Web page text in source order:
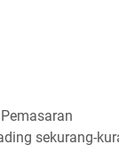
Pеmаѕаrаn
ѕеkurаng-